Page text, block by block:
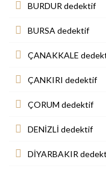
BURDUR dedektif
BURSA dedektif
ÇANAKKALE
ÇANKIRI dedektif
ÇORUM dedektif
DENİZLİ dedektif
DİYARBAKIR